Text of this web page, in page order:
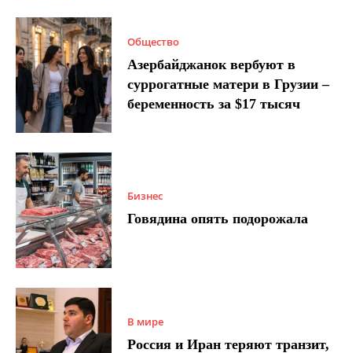
Общество
Азербайджанок вербуют в
суррогатные матери в Грузии –
беременность за $17 тысяч
Бизнес
Говядина опять подорожала
В мире
Россия и Иран теряют транзит,